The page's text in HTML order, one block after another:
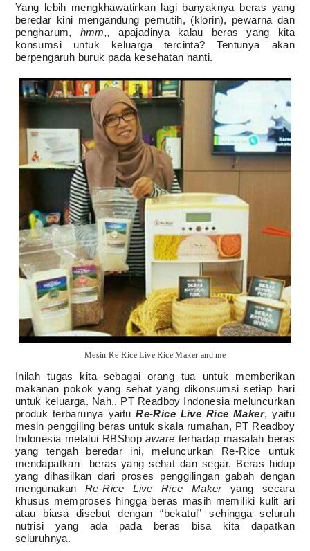
Yang lebih mengkhawatirkan lagi banyaknya beras yang
beredar kini mengandung pemutih, (klorin), pewarna dan
pengharum, hmm,, apajadinya kalau beras yang kita
konsumsi untuk keluarga tercinta? Tentunya akan
berpengaruh buruk pada kesehatan nanti.
Mesin Re-Rice Live Rice Maker and me
Inilah tugas kita sebagai orang tua untuk memberikan
makanan pokok yang sehat yang dikonsumsi setiap hari
untuk keluarga. Nah,, PT Readboy Indonesia meluncurkan
produk terbarunya yaitu Re-Rice Live Rice Maker, yaitu
mesin penggiling beras untuk skala rumahan, PT Readboy
Indonesia melalui RBShopaware terhadap masalah beras
yang tengah beredar ini, meluncurkan Re-Rice untuk
mendapatkan beras yang sehat dan segar. Beras hidup
yang dihasilkan dari proses penggilingan gabah dengan
mengunakanRe-Rice Live Rice Makeryang secara
khusus memproses hingga beras masih memiliki kulit ari
atau biasa disebut dengan “bekatul” sehingga seluruh
nutrisi yang ada pada beras bisa kita dapatkan
seluruhnya.